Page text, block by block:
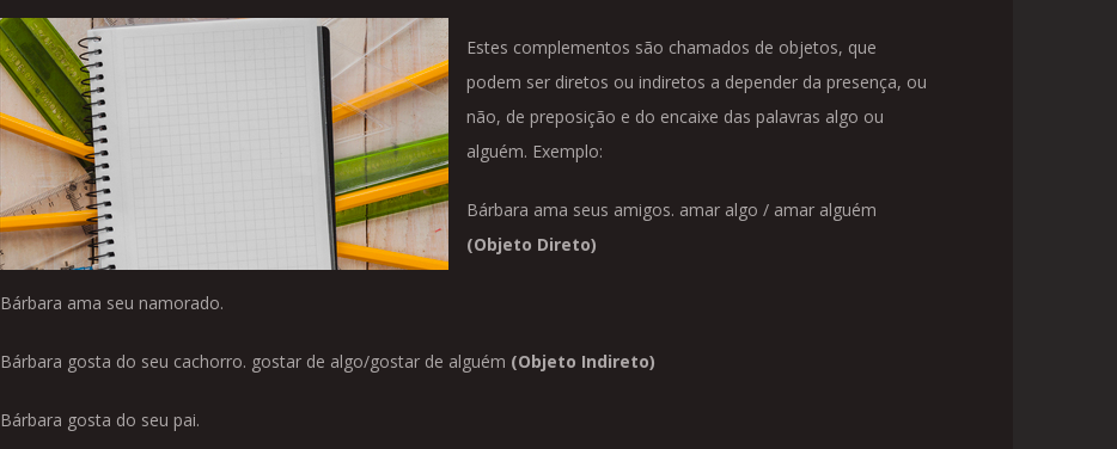
Estes complementos são chamados de objetos, que
podem ser diretos ou indiretos a depender da presença, ou
não, de preposição e do encaixe das palavras algo ou
alguém. Exemplo:
Bárbara ama seus amigos. amar algo / amar alguém
(Objeto Direto)
Bárbara ama seu namorado.
Bárbara gosta do seu cachorro. gostar de algo/gostar de alguém (Objeto Indireto)
Bárbara gosta do seu pai.